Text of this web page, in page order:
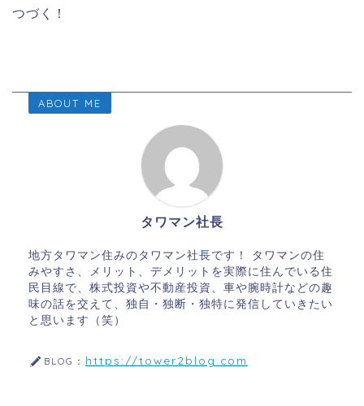
つづく！
ABOUT ME
タワマン社長
地方タワマン住みのタワマン社長です！ タワマンの住
みやすさ、メリット、デメリットを実際に住んでいる住
民目線で、株式投資や不動産投資、車や腕時計などの趣
味の話を交えて、独自・独断・独特に発信していきたい
と思います（笑）
BLOG： https://tower2blog.com